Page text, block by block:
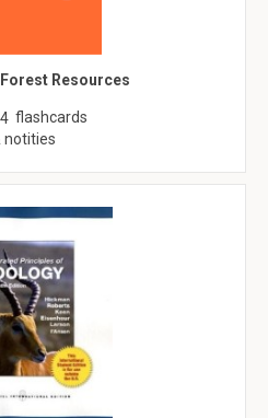
Resources
flashcards
notities